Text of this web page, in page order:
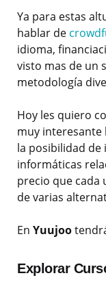
Ya para estas
hablar de
idioma,
visto mas de un
metodología
Hoy les quiero
muy interesante
la posibilidad de
informáticas
precio que cada
de varias
En Yuujoo
Explorar